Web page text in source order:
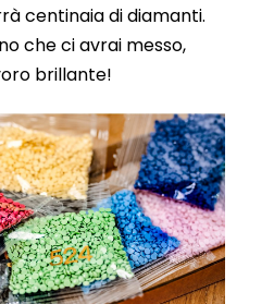
centinaia di diamanti.
che ci avrai messo,
brillante!